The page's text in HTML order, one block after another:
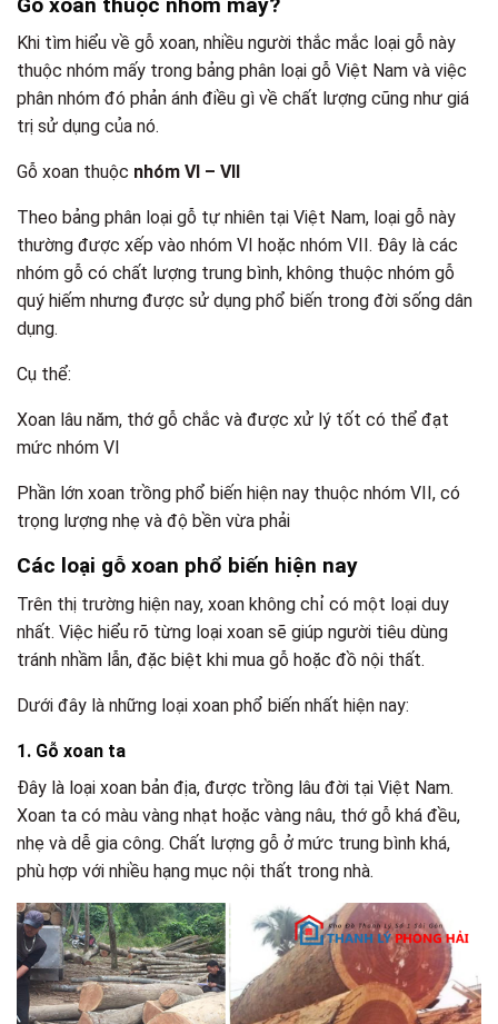
Khi tìm hiểu về gỗ xoan, nhiều người thắc mắc loại gỗ này
thuộc nhóm mấy trong bảng phân loại gỗ Việt Nam và việc
phân nhóm đó phản ánh điều gì về chất lượng cũng như giá
trị sử dụng của nó.
Gỗ xoan thuộc nhóm VI – VII
Theo bảng phân loại gỗ tự nhiên tại Việt Nam, loại gỗ này
thường được xếp vào nhóm VI hoặc nhóm VII. Đây là các
nhóm gỗ có chất lượng trung bình, không thuộc nhóm gỗ
quý hiếm nhưng được sử dụng phổ biến trong đời sống dân
dụng.
Cụ thể:
Xoan lâu năm, thớ gỗ chắc và được xử lý tốt có thể đạt
mức nhóm VI
Phần lớn xoan trồng phổ biến hiện nay thuộc nhóm VII, có
trọng lượng nhẹ và độ bền vừa phải
Các loại gỗ xoan phổ biến hiện nay
Trên thị trường hiện nay, xoan không chỉ có một loại duy
nhất. Việc hiểu rõ từng loại xoan sẽ giúp người tiêu dùng
tránh nhầm lẫn, đặc biệt khi mua gỗ hoặc đồ nội thất.
Dưới đây là những loại xoan phổ biến nhất hiện nay:
1. Gỗ xoan ta
Đây là loại xoan bản địa, được trồng lâu đời tại Việt Nam.
Xoan ta có màu vàng nhạt hoặc vàng nâu, thớ gỗ khá đều,
nhẹ và dễ gia công. Chất lượng gỗ ở mức trung bình khá,
phù hợp với nhiều hạng mục nội thất trong nhà.